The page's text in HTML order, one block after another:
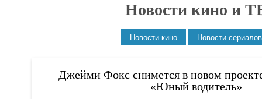
Новости кино и
Джейми Фокс снимется в новом
«Юный водитель»